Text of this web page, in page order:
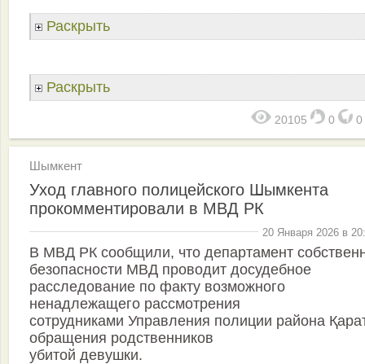
Раскрыть
Раскрыть
20105 0 0
Шымкент
Уход главного полицейского Шымкента
прокомментировали в МВД РК
20 Января 2026 в
В МВД РК сообщили, что департамент
безопасности МВД проводит досудебное
расследование по факту возможного
ненадлежащего рассмотрения
сотрудниками Управления полиции района
обращения родственников
убитой девушки.